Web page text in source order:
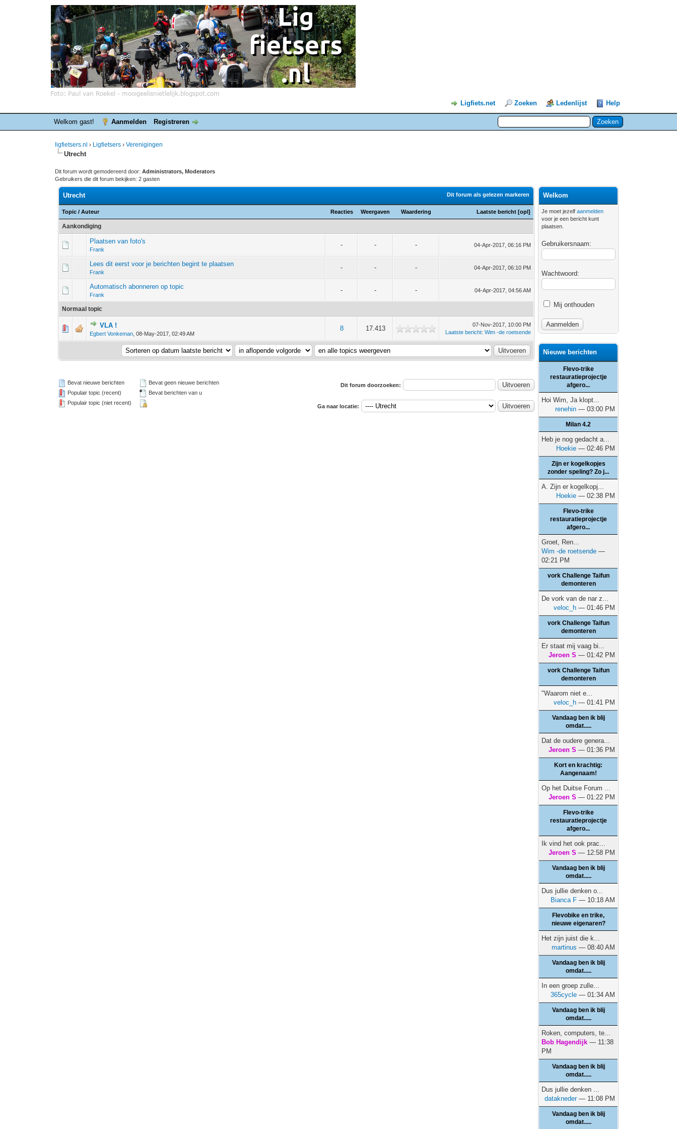
Ligfiets.net Zoeken Ledenlijst Help
Welkom gast! Aanmelden Registreren
ligfietsers.nl › Ligfietsers ›Verenigingen
Utrecht
Dit forum wordt gemodereerd door:Administrators, Moderators
Gebruikers die dit forum bekijken: 2 gasten
Dit forum als gelezen markeren
Utrecht
Topic /Auteur Reacties Weergaven Waardering Laatste bericht [opl]
Aankondiging
Plaatsen van foto's
Frank
- - - 04-Apr-2017, 06:16 PM
Lees dit eerst voor je berichten begint te plaatsen
Frank
- - - 04-Apr-2017, 06:10 PM
Automatisch abonneren op topic
Frank
- - - 04-Apr-2017, 04:56 AM
Normaal topic
VLA !
Egbert Vonkeman ,08-May-2017, 02:49 AM
8 17.413
0 stem - 0 van 5 gemiddeld
07-Nov-2017, 10:00 PM
Laatste bericht:Wim -de roetsende
Bevat nieuwe berichten
Populair topic (recent)
Populair topic (niet recent)
Bevat geen nieuwe berichten
Bevat berichten van u
Dit forum doorzoeken:
Ga naar locatie:
Welkom
Je moet jezelfaanmelden
voor je een bericht kunt
plaatsen.
Gebruikersnaam:
Wachtwoord:
Mij onthouden
Nieuwe berichten
Flevo-trike
restauratieprojectje
afgero...
Hoi Wim, Ja klopt...
renehin — 03:00 PM
Milan 4.2
Heb je nog gedacht a...
Hoekie — 02:46 PM
Zijn er kogelkopjes
zonder speling? Zo j...
A. Zijn er kogelkopj...
Hoekie — 02:38 PM
Flevo-trike
restauratieprojectje
afgero...
Groet, Ren...
Wim -de roetsende —
02:21 PM
vork Challenge Taifun
demonteren
De vork van de nar z...
veloc_h — 01:46 PM
vork Challenge Taifun
demonteren
Er staat mij vaag bi...
Jeroen S — 01:42 PM
vork Challenge Taifun
demonteren
"Waarom niet e...
veloc_h — 01:41 PM
Vandaag ben ik blij
omdat.....
Dat de oudere genera...
Jeroen S — 01:36 PM
Kort en krachtig:
Aangenaam!
Op het Duitse Forum ...
Jeroen S — 01:22 PM
Flevo-trike
restauratieprojectje
afgero...
Ik vind het ook prac...
Jeroen S — 12:58 PM
Vandaag ben ik blij
omdat.....
Dus jullie denken o...
Bianca F — 10:18 AM
Flevobike en trike,
nieuwe eigenaren?
Het zijn juist die k...
martinus — 08:40 AM
Vandaag ben ik blij
omdat.....
In een groep zulle...
365cycle — 01:34 AM
Vandaag ben ik blij
omdat.....
Roken, computers, te...
Bob Hagendijk — 11:38
PM
Vandaag ben ik blij
omdat.....
Dus jullie denken ...
datakneder— 11:08 PM
Vandaag ben ik blij
omdat.....